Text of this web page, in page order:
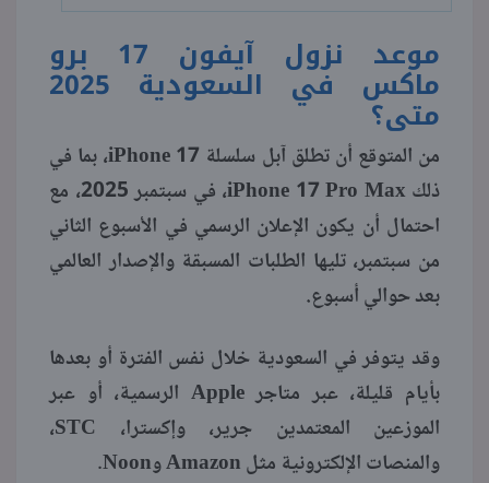
موعد نزول آيفون 17 برو
ماكس في السعودية 2025
متى؟
من المتوقع أن تطلق آبل سلسلة iPhone 17، بما في
ذلك iPhone 17 Pro Max، في سبتمبر 2025، مع
احتمال أن يكون الإعلان الرسمي في الأسبوع الثاني
من سبتمبر، تليها الطلبات المسبقة والإصدار العالمي
بعد حوالي أسبوع.
وقد يتوفر في السعودية خلال نفس الفترة أو بعدها
بأيام قليلة، عبر متاجر Apple الرسمية، أو عبر
الموزعين المعتمدين جرير، وإكسترا، STC،
والمنصات الإلكترونية مثل Amazon وNoon.